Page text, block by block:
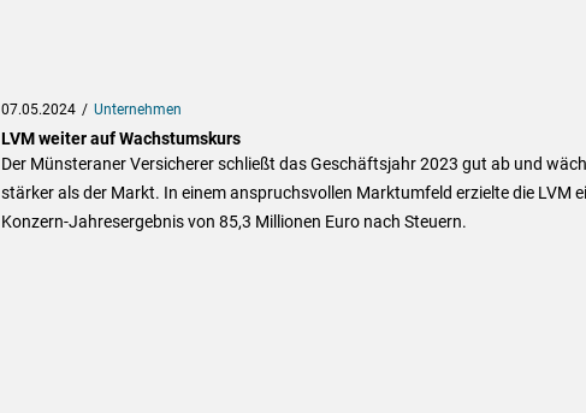
07.05.2024 Unternehmen
LVM weiter auf Wachstumskurs
Der Münsteraner Versicherer schließt das Geschäftsjahr 2023 gut ab und
stärker als der Markt. In einem anspruchsvollen Marktumfeld erzielte die LVM
Konzern-Jahresergebnis von 85,3 Millionen Euro nach Steuern.